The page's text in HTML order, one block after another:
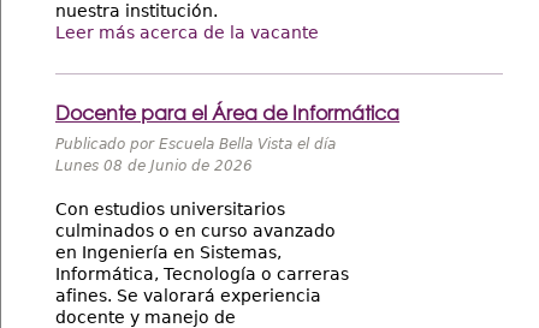
nuestra institución.
Leer más acerca de la vacante
Docente para el Área de Informática
Publicado por Escuela Bella Vista el día
Lunes 08 de Junio de 2026
Con estudios universitarios
culminados o en curso avanzado
en Ingeniería en Sistemas,
Informática, Tecnología o carreras
afines. Se valorará experiencia
docente y manejo de